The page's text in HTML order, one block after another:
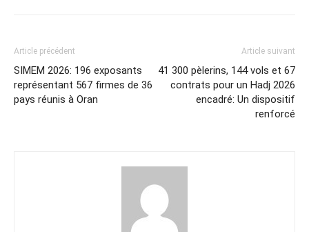
Article précédent
SIMEM 2026: 196 exposants
représentant 567 firmes de 36
pays réunis à Oran
Article suivant
41 300 pèlerins, 144 vols et 67
contrats pour un Hadj 2026
encadré: Un dispositif
renforcé